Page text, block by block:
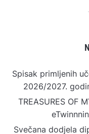
Spisak primljenih
2026/2027.
TREASURES OF
Svečana dodjela